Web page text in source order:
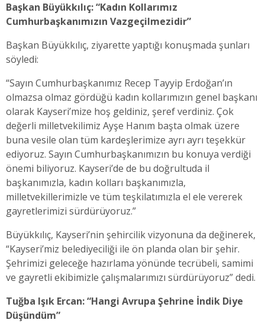
Başkan Büyükkılıç: “Kadın Kollarımız
Cumhurbaşkanımızın Vazgeçilmezidir”
Başkan Büyükkılıç, ziyarette yaptığı konuşmada şunları
söyledi:
“Sayın Cumhurbaşkanımız Recep Tayyip Erdoğan’ın
olmazsa olmaz gördüğü kadın kollarımızın genel başkanı
olarak Kayseri’mize hoş geldiniz, şeref verdiniz. Çok
değerli milletvekilimiz Ayşe Hanım başta olmak üzere
buna vesile olan tüm kardeşlerimize ayrı ayrı teşekkür
ediyoruz. Sayın Cumhurbaşkanımızın bu konuya verdiği
önemi biliyoruz. Kayseri’de de bu doğrultuda il
başkanımızla, kadın kolları başkanımızla,
milletvekillerimizle ve tüm teşkilatımızla el ele vererek
gayretlerimizi sürdürüyoruz.”
Büyükkılıç, Kayseri’nin şehircilik vizyonuna da değinerek,
“Kayseri’miz belediyeciliği ile ön planda olan bir şehir.
Şehrimizi geleceğe hazırlama yönünde tecrübeli, samimi
ve gayretli ekibimizle çalışmalarımızı sürdürüyoruz” dedi.
Tuğba Işık Ercan: “Hangi Avrupa Şehrine İndik Diye
Düşündüm”